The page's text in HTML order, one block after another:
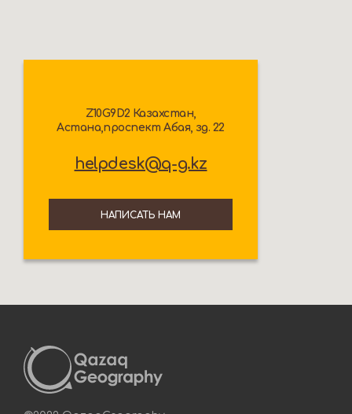
Z10G9D2 Казахстан,
Астана,проспект Абая, зд. 22
helpdesk@q-g.kz
НАПИСАТЬ НАМ